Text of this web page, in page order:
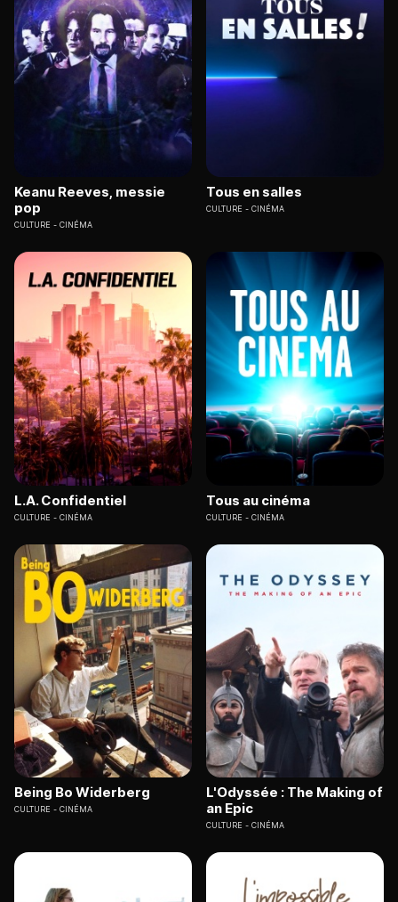
Keanu Reeves, messie
pop
CULTURE CINÉMA
Tous en salles
CULTURE CINÉMA
L.A. Confidentiel
CULTURE CINÉMA
Tous au cinéma
CULTURE CINÉMA
Being Bo Widerberg
CULTURE CINÉMA
L'Odyssée : The Making of
an Epic
CULTURE CINÉMA